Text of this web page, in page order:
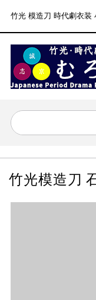
竹光 模造刀 時代劇衣装
竹光模造刀